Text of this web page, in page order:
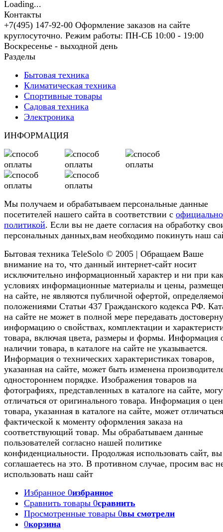
Контакты
+7(495) 147-92-00 Оформление заказов на сайте
круглосуточно. Режим работы: ПН-СБ 10:00 - 19:00
Воскресенье - выходной день
Разделы
Бытовая техника
Климатическая техника
Спортивные товары
Садовая техника
Электроника
ИНФОРМАЦИЯ
Мы получаем и обрабатываем персональные данные
посетителей нашего сайта в соответствии с
политикой. Если вы не даете согласия на обработку
персональных данных,вам необходимо покинуть наш
Бытовая техника TeleSolo © 2005 | Обращаем Ваше
внимание на то, что данный интернет-сайт носит
исключительно информационный характер и ни при
условиях информационные материалы и цены,
на сайте, не являются публичной офертой,
положениями Статьи 437 Гражданского кодекса РФ.
на сайте не может в полной мере передавать
информацию о свойствах, комплектации и
товара, включая цвета, размеры и формы. Информация
наличии товара, в каталоге на сайте не указывается.
Информация о технических характеристиках товаров,
указанная на сайте, может быть изменена
одностороннем порядке. Изображения товаров на
фотографиях, представленных в каталоге на сайте,
отличаться от оригинального товара. Информация о
товара, указанная в каталоге на сайте, может
фактической к моменту оформления заказа на
соответствующий товар. Мы обрабатываем данные
пользователей согласно нашей политике
конфиденциальности. Продолжая использовать сайт, вы
соглашаетесь на это. В противном случае, просим вас
использовать наш сайт
Избранное 0избранное
Сравнить товары 0сравнить
Просмотренные товары 0вы смотрели
0корзина